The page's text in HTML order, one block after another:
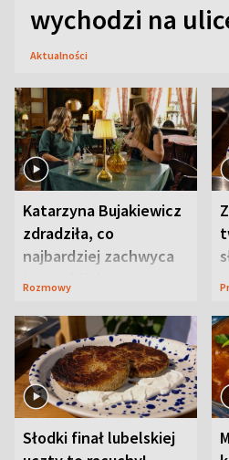
wychodzi na
Aktualności
Katarzyna Bujakiewicz
zdradziła, co
najbardziej zachwyca
ją w Lublinie
Rozmowy
Słodki finał lubelskiej